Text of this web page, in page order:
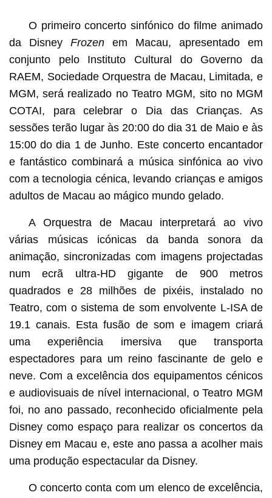
O primeiro concerto sinfónico do filme animado
da DisneyFrozenem Macau, apresentado em
conjunto pelo Instituto Cultural do Governo da
RAEM, Sociedade Orquestra de Macau, Limitada, e
MGM, será realizado no Teatro MGM, sito no MGM
COTAI, para celebrar o Dia das Crianças. As
sessões terão lugar às 20:00 do dia 31 de Maio e às
15:00 do dia 1 de Junho. Este concerto encantador
e fantástico combinará a música sinfónica ao vivo
com a tecnologia cénica, levando crianças e amigos
adultos de Macau ao mágico mundo gelado.
A Orquestra de Macau interpretará ao vivo
várias músicas icónicas da banda sonora da
animação, sincronizadas com imagens projectadas
num ecrã ultra-HD gigante de 900 metros
quadrados e 28 milhões de pixéis, instalado no
Teatro, com o sistema de som envolvente L-ISA de
19.1 canais. Esta fusão de som e imagem criará
uma experiência imersiva que transporta
espectadores para um reino fascinante de gelo e
neve. Com a excelência dos equipamentos cénicos
e audiovisuais de nível internacional, o Teatro MGM
foi, no ano passado, reconhecido oficialmente pela
Disney como espaço para realizar os concertos da
Disney em Macau e, este ano passa a acolher mais
uma produção espectacular da Disney.
O concerto conta com um elenco de excelência,